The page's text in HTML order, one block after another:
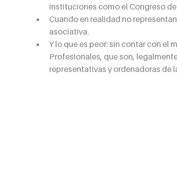
instituciones como el Congreso
Cuando en realidad no
asociativa.
Y lo que es peor: sin contar con el
Profesionales, que son,
representativas y ordenadoras de